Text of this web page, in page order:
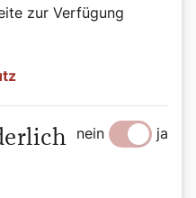
Forschung,
geht?
mir, zeigt uns immer
sehr ähnlich sind.
wie bei uns. Ein Wal
als wir. Wir dürfen auch
ähnlich ist und nur
zur Verfügung
nein ja